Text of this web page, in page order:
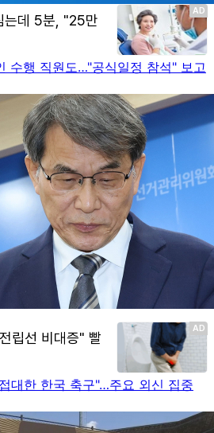
수행 직원도…"공식일정 참석" 보고
대한 한국 축구"…주요 외신 집중